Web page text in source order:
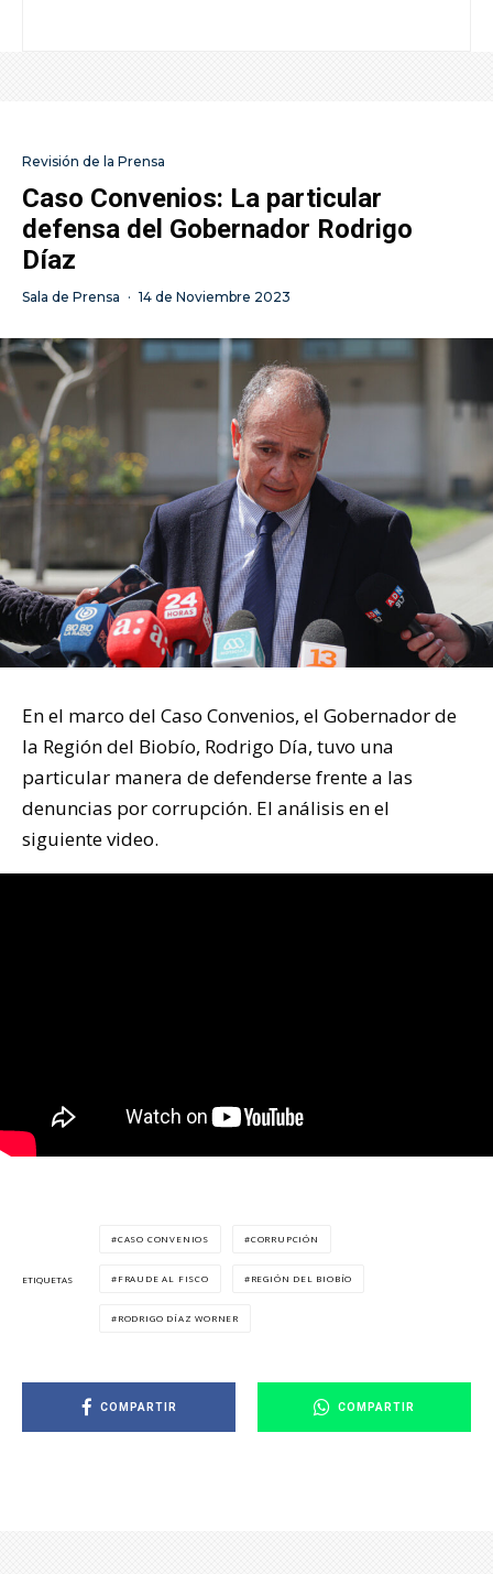
Revisión de la Prensa
Caso Convenios: La particular
defensa del Gobernador Rodrigo
Díaz
Sala de Prensa · 14 de Noviembre 2023
En el marco del Caso Convenios, el Gobernador de
la Región del Biobío, Rodrigo Día, tuvo una
particular manera de defenderse frente a las
denuncias por corrupción. El análisis en el
siguiente video.
ETIQUETAS
CASO CONVENIOS CORRUPCIÓN
FRAUDE AL FISCO REGIÓN DEL BIOBÍO
RODRIGO DÍAZ WORNER
COMPARTIR COMPARTIR